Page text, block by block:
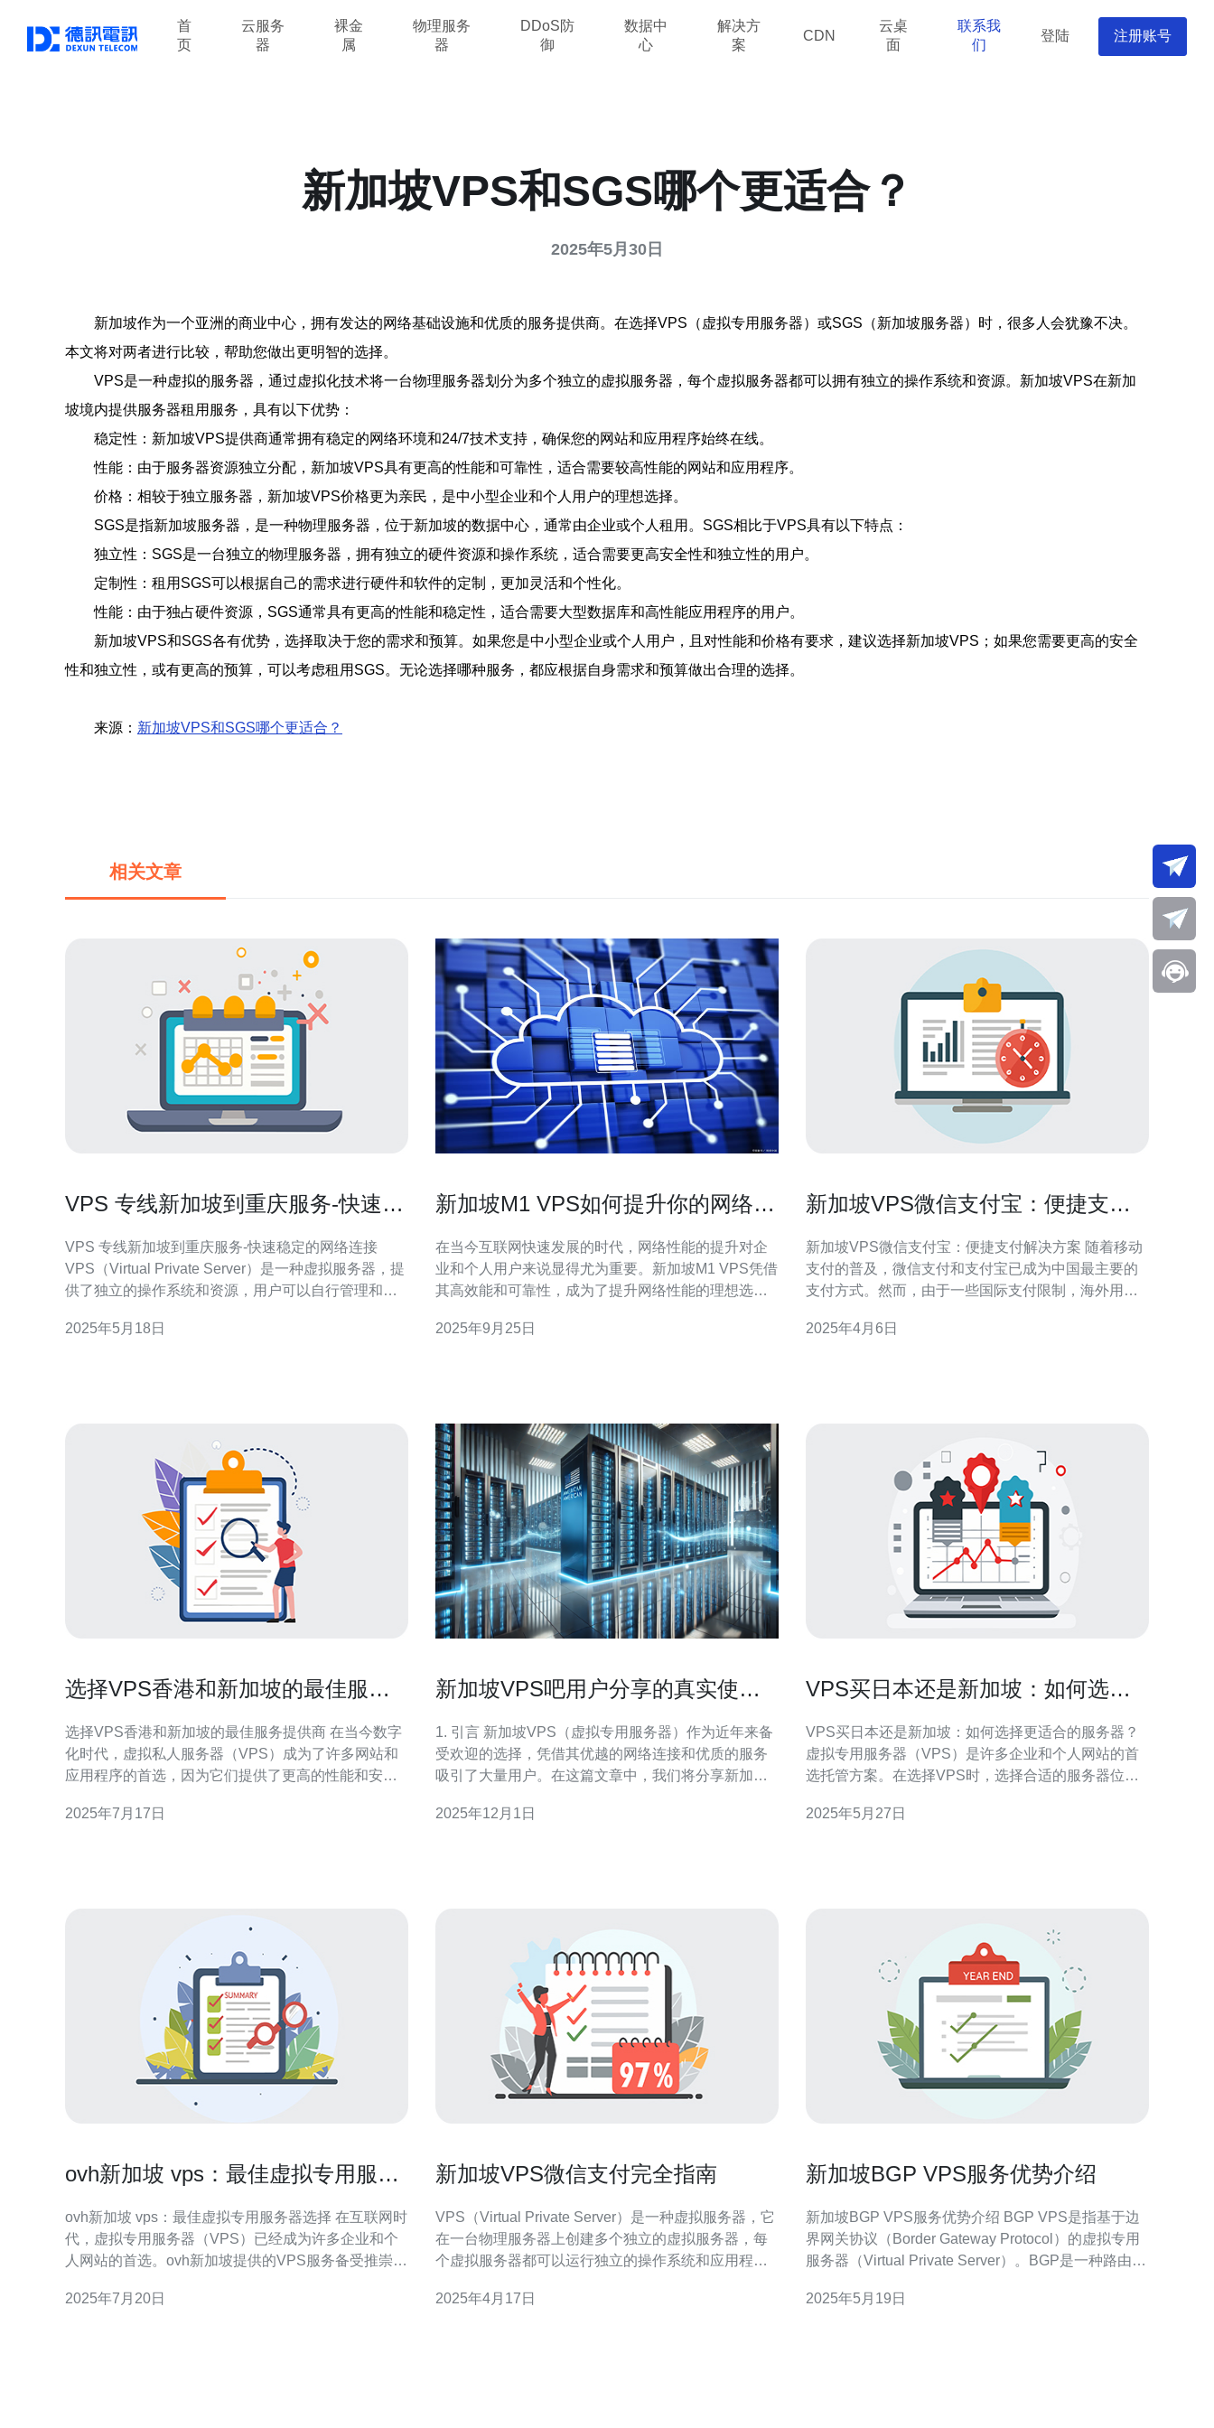
首
页
云服务
器
裸金
属
物理服务
器
DDoS防
御
数据中
心
解决方
案
CDN
云桌
面
联系我
们
登陆 注册账号
新加坡VPS和SGS哪个更适合？
2025年5月30日
新加坡作为一个亚洲的商业中心，拥有发达的网络基础设施和优质的服务提供商。在选择VPS（虚拟专用服务器）或SGS（新加坡服务器）时，很多人会犹豫不决。
本文将对两者进行比较，帮助您做出更明智的选择。
VPS是一种虚拟的服务器，通过虚拟化技术将一台物理服务器划分为多个独立的虚拟服务器，每个虚拟服务器都可以拥有独立的操作系统和资源。新加坡VPS在新加
坡境内提供服务器租用服务，具有以下优势：
稳定性：新加坡VPS提供商通常拥有稳定的网络环境和24/7技术支持，确保您的网站和应用程序始终在线。
性能：由于服务器资源独立分配，新加坡VPS具有更高的性能和可靠性，适合需要较高性能的网站和应用程序。
价格：相较于独立服务器，新加坡VPS价格更为亲民，是中小型企业和个人用户的理想选择。
SGS是指新加坡服务器，是一种物理服务器，位于新加坡的数据中心，通常由企业或个人租用。SGS相比于VPS具有以下特点：
独立性：SGS是一台独立的物理服务器，拥有独立的硬件资源和操作系统，适合需要更高安全性和独立性的用户。
定制性：租用SGS可以根据自己的需求进行硬件和软件的定制，更加灵活和个性化。
性能：由于独占硬件资源，SGS通常具有更高的性能和稳定性，适合需要大型数据库和高性能应用程序的用户。
新加坡VPS和SGS各有优势，选择取决于您的需求和预算。如果您是中小型企业或个人用户，且对性能和价格有要求，建议选择新加坡VPS；如果您需要更高的安全
性和独立性，或有更高的预算，可以考虑租用SGS。无论选择哪种服务，都应根据自身需求和预算做出合理的选择。
来源： 新加坡VPS和SGS哪个更适合？
相关文章
VPS 专线新加坡到重庆服务-快速稳
VPS 专线新加坡到重庆服务-快速稳定的网络连接
VPS（Virtual Private Server）是一种虚拟服务器，提
供了独立的操作系统和资源，用户可以自行管理和配
定的网络连接，适合需要高速稳定网络的用户选择。
2025年5月18日
新加坡M1 VPS如何提升你的网络性
在当今互联网快速发展的时代，网络性能的提升对企
业和个人用户来说显得尤为重要。新加坡M1 VPS凭借
其高效能和可靠性，成为了提升网络性能的理想选
通过合理配置来最大化其网络性能。 新加坡M1 VPS
2025年9月25日
新加坡VPS微信支付宝：便捷支付
新加坡VPS微信支付宝：便捷支付解决方案 随着移动
支付的普及，微信支付和支付宝已成为中国最主要的
支付方式。然而，由于一些国际支付限制，海外用户
个问题，新加坡VPS提供了一种便捷的解决方案。 新
2025年4月6日
选择VPS香港和新加坡的最佳服务
选择VPS香港和新加坡的最佳服务提供商 在当今数字
化时代，虚拟私人服务器（VPS）成为了许多网站和
应用程序的首选，因为它们提供了更高的性能和安全
择VPS服务提供商时，香港和新加坡都是热门选择地
2025年7月17日
新加坡VPS吧用户分享的真实使用
1. 引言 新加坡VPS（虚拟专用服务器）作为近年来备
受欢迎的选择，凭借其优越的网络连接和优质的服务
吸引了大量用户。在这篇文章中，我们将分享新加坡
选择适合自己的VPS服务。 2. 新加坡VPS的优势 新加
2025年12月1日
VPS买日本还是新加坡：如何选择
VPS买日本还是新加坡：如何选择更适合的服务器？
虚拟专用服务器（VPS）是许多企业和个人网站的首
选托管方案。在选择VPS时，选择合适的服务器位置
点，但每个地点都有其独特的优势和劣势。本文将讨
2025年5月27日
ovh新加坡 vps：最佳虚拟专用服务
ovh新加坡 vps：最佳虚拟专用服务器选择 在互联网时
代，虚拟专用服务器（VPS）已经成为许多企业和个
人网站的首选。ovh新加坡提供的VPS服务备受推崇，
讨ovh新加坡VPS的优势和特点。 ovh新加坡的VPS拥
2025年7月20日
新加坡VPS微信支付完全指南
VPS（Virtual Private Server）是一种虚拟服务器，它
在一台物理服务器上创建多个独立的虚拟服务器，每
个虚拟服务器都可以运行独立的操作系统和应用程
于个人用户和小型企业。 新加坡作为东南亚的金融中
2025年4月17日
新加坡BGP VPS服务优势介绍
新加坡BGP VPS服务优势介绍 BGP VPS是指基于边
界网关协议（Border Gateway Protocol）的虚拟专用
服务器（Virtual Private Server）。BGP是一种路由选
的网络路由选择和管理。新加坡BGP VPS服务在亚太
2025年5月19日